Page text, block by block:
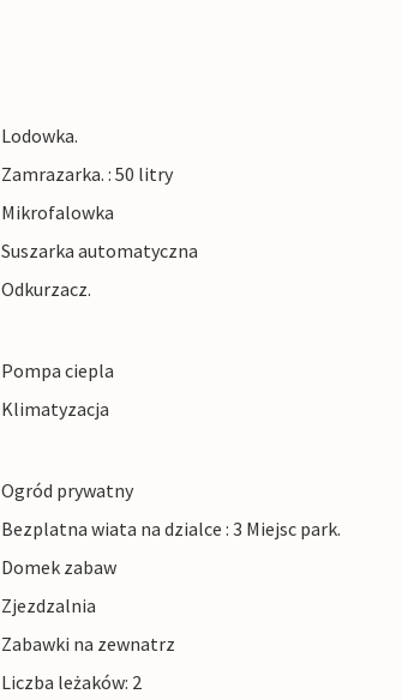
Lodowka.
Zamrazarka. : 50 litry
Mikrofalowka
Suszarka automatyczna
Odkurzacz.
Pompa ciepla
Klimatyzacja
Ogród prywatny
Bezplatna wiata na dzialce : 3 Miejsc park.
Domek zabaw
Zjezdzalnia
Zabawki na zewnatrz
Liczba leżaków: 2